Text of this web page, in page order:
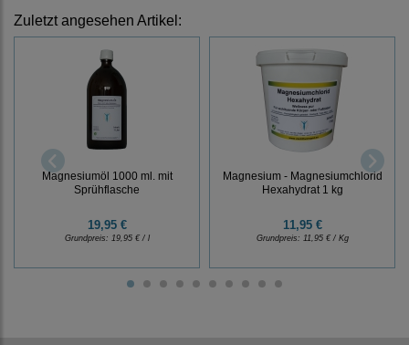
Zuletzt angesehen Artikel:
Magnesiumöl 1000 ml. mit
Sprühflasche
19,95 €
Grundpreis: 19,95 € / l
Magnesium - Magnesiumchlorid
Hexahydrat 1 kg
11,95 €
Grundpreis: 11,95 € / Kg